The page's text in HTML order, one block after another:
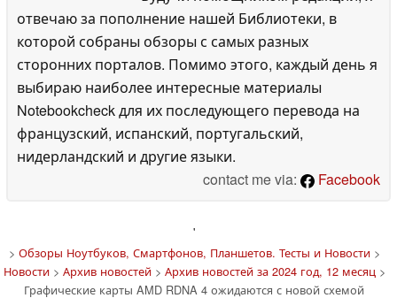
отвечаю за пополнение нашей Библиотеки, в
которой собраны обзоры с самых разных
сторонних порталов. Помимо этого, каждый день я
выбираю наиболее интересные материалы
Notebookcheck для их последующего перевода на
французский, испанский, португальский,
нидерландский и другие языки.
contact me via:
Facebook
'
> Обзоры Ноутбуков, Смартфонов, Планшетов. Тесты и Новости>
Новости> Архив новостей> Архив новостей за 2024 год, 12 месяц>
Графические карты AMD RDNA 4 ожидаются с новой схемой